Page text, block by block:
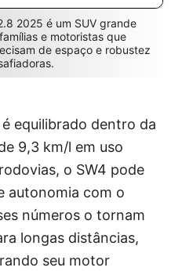
2025 é um SUV grande
e motoristas que
de espaço e robustez
equilibrado dentro da
9,3 km/l em uso
o SW4 pode
autonomia com o
números o tornam
longas distâncias,
seu motor